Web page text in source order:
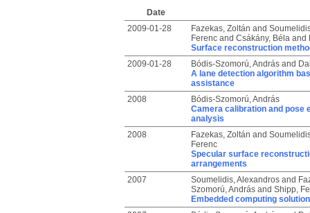
Date
2009-01-28
Fazekas, Zoltán and
Ferencand Csákány, Bélaand
Surface reconstruction
2009-01-28
Bódis-Szomorú, Andrásand
A lane detection algorithm
assistance
2008
Bódis-Szomorú, András
Camera calibration and pose
analysis
2008
Fazekas, Zoltán and
Ferenc
Specular surface
arrangements
2007
Soumelidis, Alexandrosand
Szomorú, Andrásand Shipp,
Embedded computing